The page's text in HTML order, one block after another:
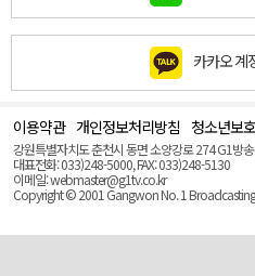
카카오 계
이용약관 개인정보처리방침 청소년보
강원특별자치도 춘천시 동면 소양강로 274 G1방송
대표전화: 033)248-5000, FAX: 033)248-5130
이메일: webmaster@g1tv.co.kr
Copyright © 2001 Gangwon No. 1 Broadcasting.